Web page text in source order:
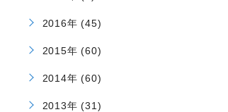
2016年 (45)
2015年 (60)
2014年 (60)
2013年 (31)